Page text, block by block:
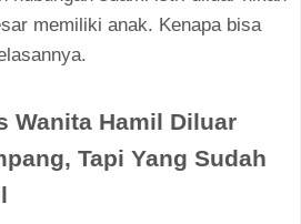
memiliki anak. Kenapa bisa
Wanita Hamil Diluar
Tapi Yang Sudah